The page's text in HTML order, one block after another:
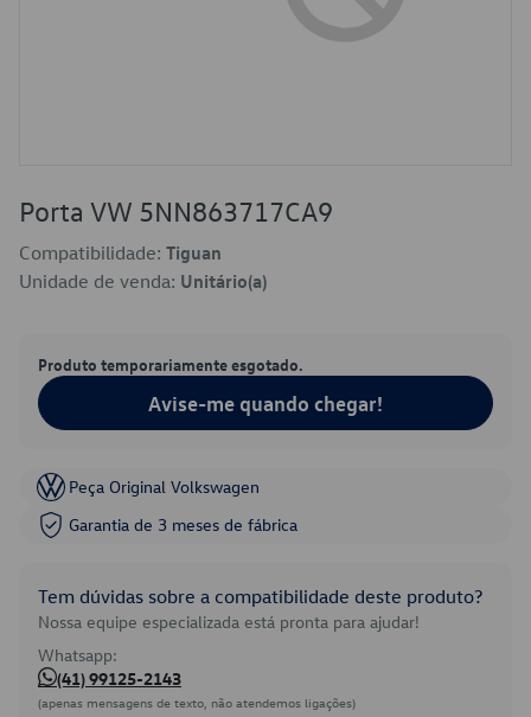
Porta VW 5NN863717CA9
Compatibilidade: Tiguan
Unidade de venda: Unitário(a)
Produto temporariamente esgotado.
Avise-me quando chegar!
Peça Original Volkswagen
Garantia de 3 meses de fábrica
Tem dúvidas sobre a compatibilidade deste produto?
Nossa equipe especializada está pronta para ajudar!
Whatsapp:
(41) 99125-2143
(apenas mensagens de texto, não atendemos ligações)